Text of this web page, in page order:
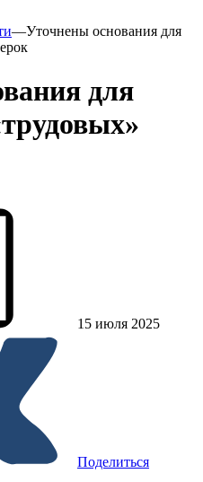
—Уточнены основания для
для
15 июля 2025
Поделиться